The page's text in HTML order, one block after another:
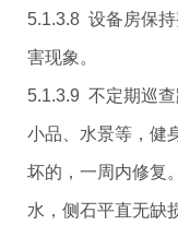
5.1.3.8 设备房保
害现象。
5.1.3.9 不定期巡查
小品、水景等，健
坏的，一周内修复
水，侧石平直无缺